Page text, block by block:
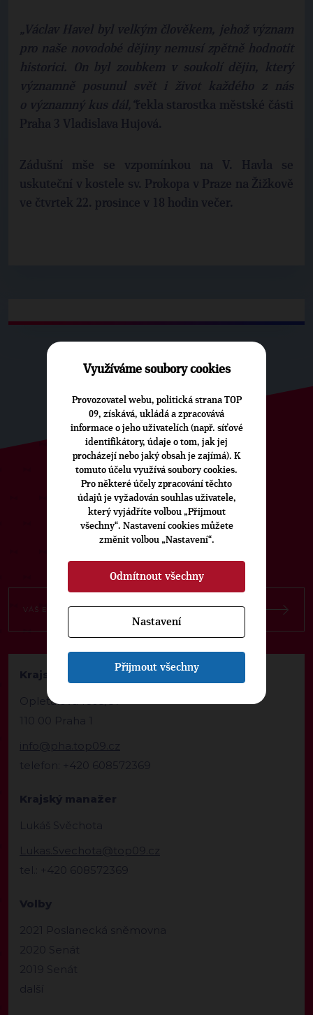
„Václav Havel byl velkým člověkem, jehož význam
pro naše novodobé dějiny nemusí zpětně hodnotit
historici. On byl zoubkem v soukolí dějin, který
významně posunul svět i život každého z nás
o významný kus dál,“ řekla starostka městské části
Praha 3 Vladislava Hujová.
Zádušní mše se vzpomínkou na V. Havla se
uskuteční v kostele sv. Prokopa v Praze na Žižkově
ve čtvrtek 22. prosince v 18 hodin večer.
ODEBÍREJTE NÁŠ TOPOVÝ
NEWSLETTER
Krajská kancelář TOP 09 Praha
Opletalova 1603/57
110 00 Praha 1
info@pha.top09.cz
telefon: +420 608572369
Krajský manažer
Lukáš Svěchota
Lukas.Svechota@top09.cz
tel.: +420 608572369
Volby
2021 Poslanecká sněmovna
2020 Senát
2019 Senát
další
Využíváme soubory cookies
Provozovatel webu, politická strana TOP
09, získává, ukládá a zpracovává
informace o jeho uživatelích (např. síťové
identifikátory, údaje o tom, jak jej
procházejí nebo jaký obsah je zajímá). K
tomuto účelu využívá soubory cookies.
Pro některé účely zpracování těchto
údajů je vyžadován souhlas uživatele,
který vyjádříte volbou „Přijmout
všechny“. Nastavení cookies můžete
změnit volbou „Nastavení“.
Odmítnout všechny
Nastavení
Přijmout všechny